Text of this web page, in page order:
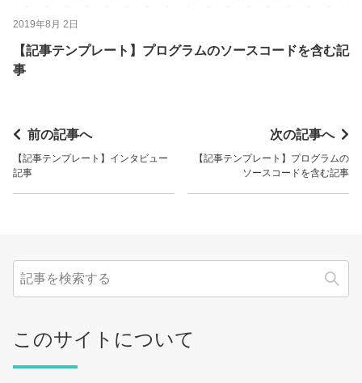
2019年8月 2日
【記事テンプレート】プログラムのソースコードを含む記
事
前の記事へ
【記事テンプレート】インタビュー
記事
次の記事へ
【記事テンプレート】プログラムの
ソースコードを含む記事
このサイトについて